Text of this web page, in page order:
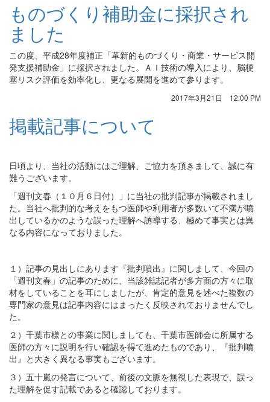
ものづくり補助金に採択され
ました
この度、平成28年度補正「革新的ものづくり・商業・サービス開
発支援補助金」に採択されました。ＡＩ技術の導入により、脳梗
塞リスク評価を効率化し、更なる展開を進めて参ります。
2017年3月21日 12:00 PM
掲載記事について
日頃より、当社の活動にはご理解、ご協力を頂きまして、誠に有
難うございます。
「週刊文春（１０月６日付）」に当社の批判記事が掲載されまし
た。当社へ批判的な考えをもつ医師や利用者が多数いて不満が噴
出しているかのような誤った理解へ誘導する、極めて事実とは異
なる内容になっておりました。
１）記事の見出しにあります『批判噴出』に関しまして、今回の
「週刊文春」の記事のために、当該雑誌記者が多方面の方々に取
材をしていることを耳にしましたが、肯定的意見を述べた複数の
専門家の意見は記事内容にはまったく反映されておりませんでし
た。
２）千葉市様との事業に関しましても、千葉市医師会に所属する
医師の方々に説明を行い確認を得て進めたものであり、『批判噴
出』と大きく異なる事実もございます。
３）五十嵐の発言について、前後の文脈を無視した表現で、誤っ
た理解を促す記載であると確認しております。